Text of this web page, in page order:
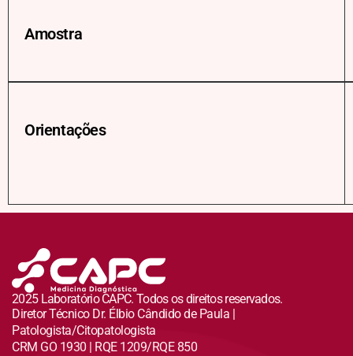
Amostra
Orientações
2025 Laboratório CAPC. Todos os direitos reservados.
Diretor Técnico Dr. Élbio Cândido de Paula |
Patologista/Citopatologista
CRM GO 1930 | RQE 1209/RQE 850